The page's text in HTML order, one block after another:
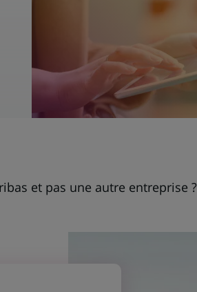
et pas une autre entreprise ?